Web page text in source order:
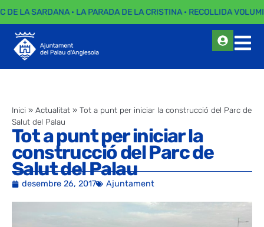
DE LA SARDANA · LA PARADA DE LA CRISTINA · RECOLLIDA
Inici » Actualitat » Tot a punt per iniciar la construcció del Parc de
Salut del Palau
Tot a punt per iniciar la
construcció del Parc de
Salut del Palau
desembre 26, 2017 Ajuntament